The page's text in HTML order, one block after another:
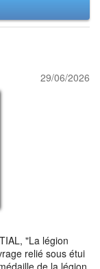
29/06/2026
"La légion
relié sous étui
de la légion